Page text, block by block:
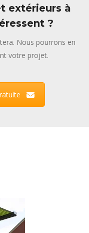
extérieurs à
?
Nous pourrons en
votre projet.